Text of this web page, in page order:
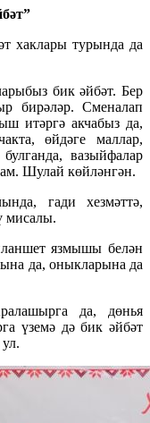
хаклары турында да
бик әйбәт. Бер
бирәләр. Сменалап
итәргә акчабыз да,
өйдәге маллар,
вазыйфалар
Шулай көйләнгән.
гади хезмәттә,
мисалы.
язмышы белән
да, оныкларына да
да, дөнья
үземә дә бик әйбәт